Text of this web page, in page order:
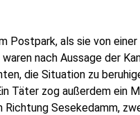
Postpark, als sie von
nach Aussage der
die Situation zu
Täter zog außerdem ein
Richtung Sesekedamm,